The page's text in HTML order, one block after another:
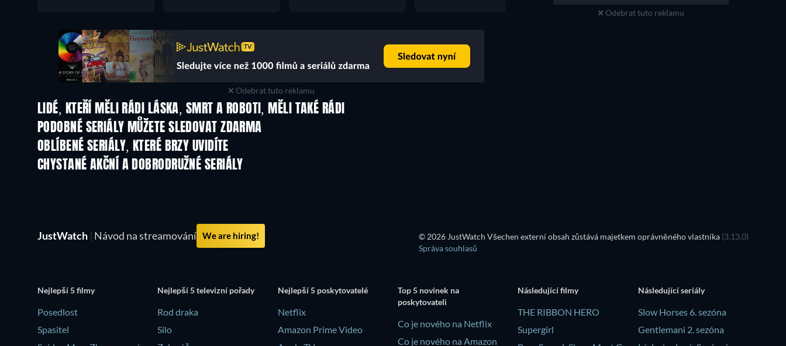
Odebrat tuto reklamu
Odebrat tuto reklamu
LIDÉ, KTEŘÍ MĚLI RÁDI LÁSKA, SMRT A ROBOTI, MĚLI TAKÉ RÁDI
TV
PODOBNÉ SERIÁLY MŮŽETE SLEDOVAT ZDARMA
OBLÍBENÉ SERIÁLY, KTERÉ BRZY UVIDÍTE
TV
CHYSTANÉ AKČNÍ A DOBRODRUŽNÉ SERIÁLY
Řada 2 Řada 1
JustWatch | Návod na streamování We are hiring! © 2026 JustWatch Všechen externí obsah zůstává majetkem oprávněného vlastníka (3.13.0)
Správa souhlasů
Nejlepší 5 filmy
Posedlost
Spasitel
Nejlepší 5 televizní pořady
Rod draka
Silo
Nejlepší 5 poskytovatelé
Netflix
Amazon Prime Video
Top 5 novinek na
poskytovateli
Co je nového na Netflix
Co je nového na Amazon
Následující filmy
THE RIBBON HERO
Supergirl
Následující seriály
Slow Horses 6. sezóna
Gentlemani 2. sezóna